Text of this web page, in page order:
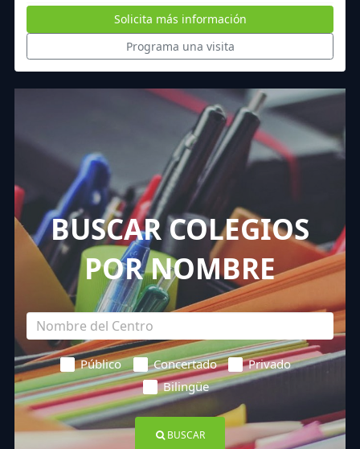
Solicita más información
Programa una visita
BUSCAR COLEGIOS
POR NOMBRE
Público Concertado
Privado
Bilingüe
BUSCAR